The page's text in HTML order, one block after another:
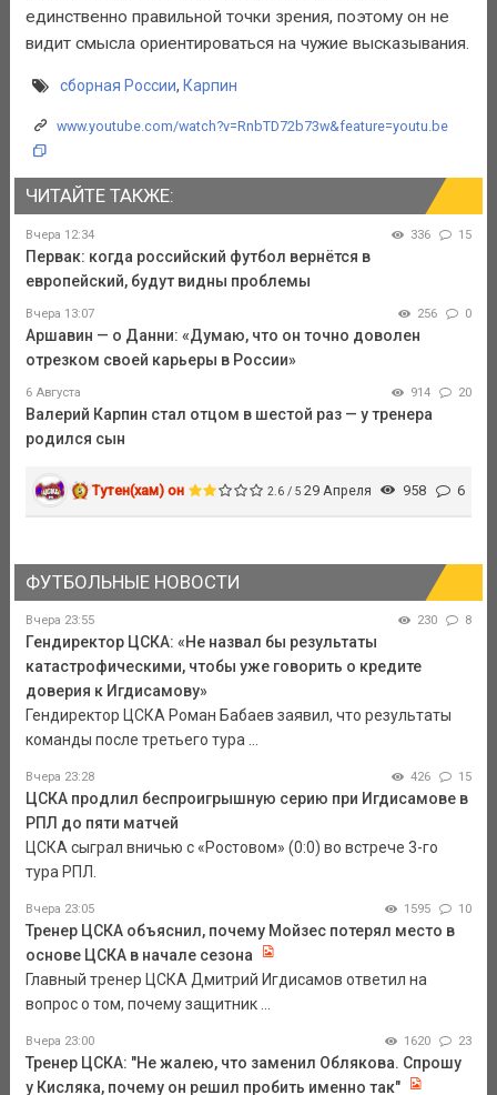
единственно правильной точки зрения, поэтому он не
видит смысла ориентироваться на чужие высказывания.
сборная России, Карпин
www.youtube.com/watch?v=RnbTD72b73w&feature=youtu.be
ЧИТАЙТЕ ТАКЖЕ:
Вчера 12:34 336 15
Первак: когда российский футбол вернётся в
европейский, будут видны проблемы
Вчера 13:07 256 0
Аршавин — о Данни: «Думаю, что он точно доволен
отрезком своей карьеры в России»
6 Августа 914 20
Валерий Карпин стал отцом в шестой раз — у тренера
родился сын
Тутен(хам) он 2.6 / 5 29 Апреля 958 6
ФУТБОЛЬНЫЕ НОВОСТИ
Вчера 23:55 230 8
Гендиректор ЦСКА: «Не назвал бы результаты
катастрофическими, чтобы уже говорить о кредите
доверия к Игдисамову»
Гендиректор ЦСКА Роман Бабаев заявил, что результаты
команды после третьего тура ...
Вчера 23:28 426 15
ЦСКА продлил беспроигрышную серию при Игдисамове в
РПЛ до пяти матчей
ЦСКА сыграл вничью с «Ростовом» (0:0) во встрече 3-го
тура РПЛ.
Вчера 23:05 1595 10
Тренер ЦСКА объяснил, почему Мойзес потерял место в
основе ЦСКА в начале сезона
Главный тренер ЦСКА Дмитрий Игдисамов ответил на
вопрос о том, почему защитник ...
Вчера 23:00 1620 23
Тренер ЦСКА: "Не жалею, что заменил Облякова. Спрошу
у Кисляка, почему он решил пробить именно так"